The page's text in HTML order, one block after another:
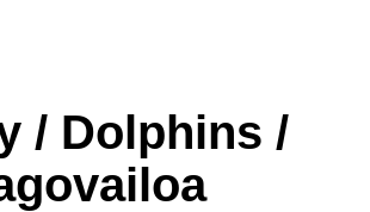
/ Dolphins /